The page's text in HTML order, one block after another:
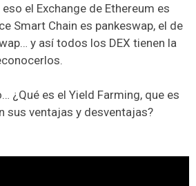
el Exchange de Ethereum es
Smart Chain es pankeswap, el de
y así todos los DEX tienen la
¿Qué es el Yield Farming, que es
sus ventajas y desventajas?